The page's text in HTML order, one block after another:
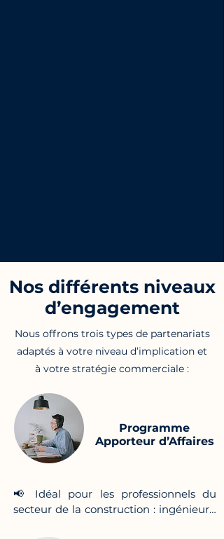
Nos différents niveaux
d’engagement
Nous offrons trois types de partenariats
adaptés à votre niveau d’implication et
à votre stratégie commerciale :
Programme
Apporteur d’Affaires
📢 Idéal pour les professionnels du
secteur de la construction : ingénieurs,